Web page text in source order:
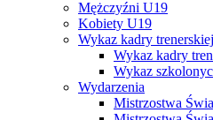
Mężczyźni U19
Kobiety U19
Wykaz kadry
Wykaz kadry
Wykaz
Wydarzenia
Mistrzostwa